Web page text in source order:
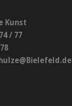
Kunst
/ 77